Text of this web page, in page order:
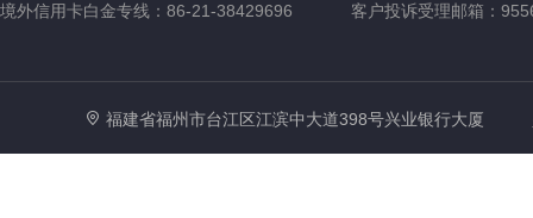
境外信用卡白金专线：86-21-38429696
客户投诉受理邮箱：
福建省福州市台江区江滨中大道398号兴业银行大厦